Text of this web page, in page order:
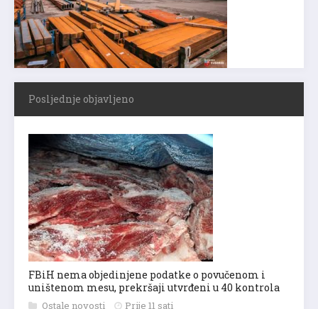
Posljednje objavljeno
FBiH nema objedinjene podatke o povučenom i
uništenom mesu, prekršaji utvrđeni u 40 kontrola
Ostale novosti Prije 11 sati